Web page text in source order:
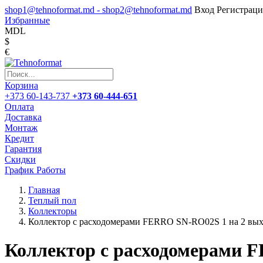
shop1@tehnoformat.md - shop2@tehnoformat.md Вход
Избранные
MDL
$
€
Корзина
+373 60-143-737 +373 60-444-651
Оплата
Доставка
Монтаж
Кредит
Гарантия
Скидки
График Работы
Главная
Теплый пол
Коллекторы
Коллектор с расходомерами FERRO SN-RO02S 1 на 2
Коллектор с расходомерами